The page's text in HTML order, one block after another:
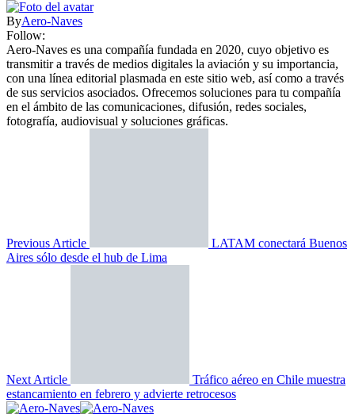
ByAero-Naves
Follow:
Aero-Naves es una compañía fundada en 2020, cuyo objetivo es
transmitir a través de medios digitales la aviación y su importancia,
con una línea editorial plasmada en este sitio web, así como a través
de sus servicios asociados. Ofrecemos soluciones para tu compañía
en el ámbito de las comunicaciones, difusión, redes sociales,
fotografía, audiovisual y soluciones gráficas.
Previous Article
LATAM conectará Buenos
Aires sólo desde el hub de Lima
Next Article
Tráfico aéreo en Chile muestra
estancamiento en febrero y advierte retrocesos